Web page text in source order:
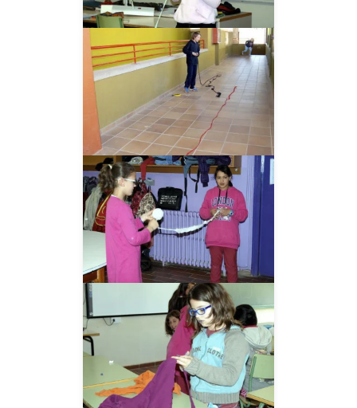
__AMPLIAR__
__AMPLIAR__
__AMPLIAR__